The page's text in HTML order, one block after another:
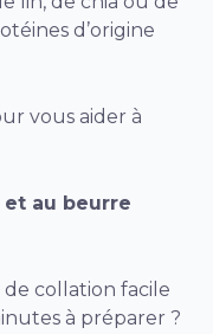
d’origine
vous aider à
et au beurre
de collation facile
à préparer ?